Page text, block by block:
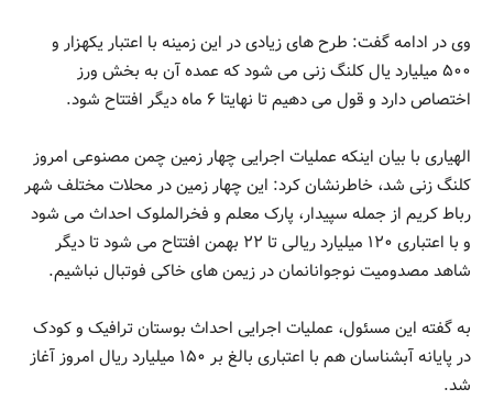
وی در ادامه گفت: طرح های زیادی در این زمینه با اعتبار یکهزار و
۵۰۰ میلیارد یال کلنگ زنی می شود که عمده آن به بخش ورز
اختصاص دارد و قول می دهیم تا نهایتا ۶ ماه دیگر افتتاح شود.
الهیاری با بیان اینکه عملیات اجرایی چهار زمین چمن مصنوعی امروز
کلنگ زنی شد، خاطرنشان کرد: این چهار زمین در محلات مختلف شهر
رباط کریم از جمله سپیدار، پارک معلم و فخرالملوک احداث می شود
و با اعتباری ۱۲۰ میلیارد ریالی تا ۲۲ بهمن افتتاح می شود تا دیگر
شاهد مصدومیت نوجوانانمان در زیمن های خاکی فوتبال نباشیم.
به گفته این مسئول، عملیات اجرایی احداث بوستان ترافیک و کودک
در پایانه آبشناسان هم با اعتباری بالغ بر ۱۵۰ میلیارد ریال امروز آغاز
شد.